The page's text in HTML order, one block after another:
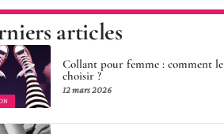
articles
Collant pour femme : comment le
choisir ?
12 mars 2026